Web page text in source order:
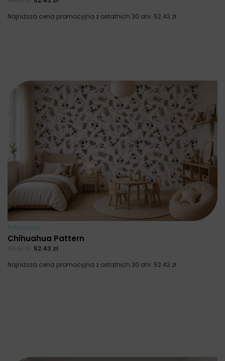
Najniższa cena promocyjna z ostatnich 30 dni: 52.43 zł.
Fototapety
Chihuahua Pattern
52.43 zł
Najniższa cena promocyjna z ostatnich 30 dni: 52.43 zł.